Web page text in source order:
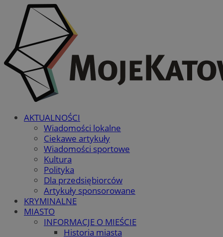
AKTUALNOŚCI
Wiadomości lokalne
Ciekawe artykuły
Wiadomości sportowe
Kultura
Polityka
Dla przedsiębiorców
Artykuły sponsorowane
KRYMINALNE
MIASTO
INFORMACJE O MIEŚCIE
Historia miasta